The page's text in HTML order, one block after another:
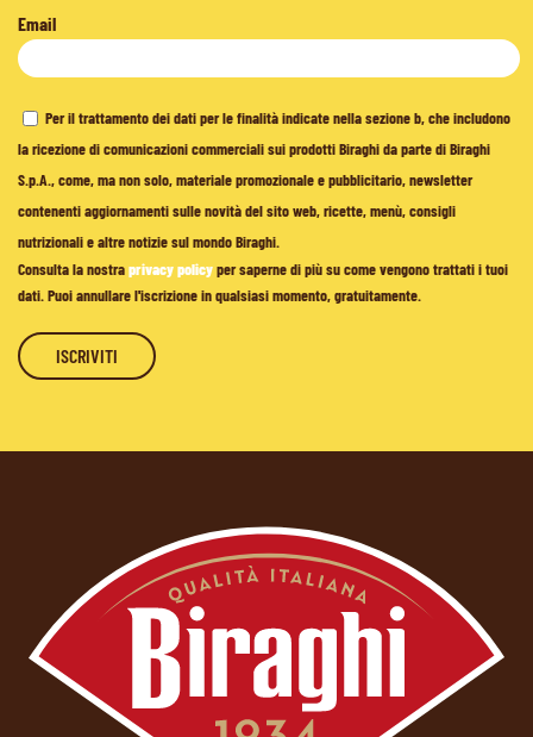
Email
Per il trattamento dei dati per le finalità indicate nella sezione b, che includono
la ricezione di comunicazioni commerciali sui prodotti Biraghi da parte di Biraghi
S.p.A., come, ma non solo, materiale promozionale e pubblicitario, newsletter
contenenti aggiornamenti sulle novità del sito web, ricette, menù, consigli
nutrizionali e altre notizie sul mondo Biraghi.
Consulta la nostraprivacy policyper saperne di più su come vengono trattati i tuoi
dati. Puoi annullare l'iscrizione in qualsiasi momento, gratuitamente.